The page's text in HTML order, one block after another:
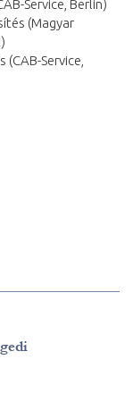
Service, Berlin)
(Magyar
Service,